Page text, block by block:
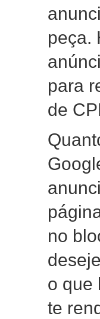
peça.
para
de
no
o que
te